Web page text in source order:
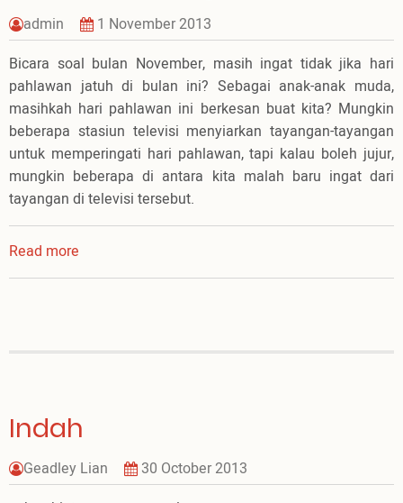
admin
1 November 2013
Bicara soal bulan November, masih ingat tidak jika hari
pahlawan jatuh di bulan ini? Sebagai anak-anak muda,
masihkah hari pahlawan ini berkesan buat kita? Mungkin
beberapa stasiun televisi menyiarkan tayangan-tayangan
untuk memperingati hari pahlawan, tapi kalau boleh jujur,
mungkin beberapa di antara kita malah baru ingat dari
tayangan di televisi tersebut.
Read more
Selamat
Indah
Geadley Lian
30 October 2013